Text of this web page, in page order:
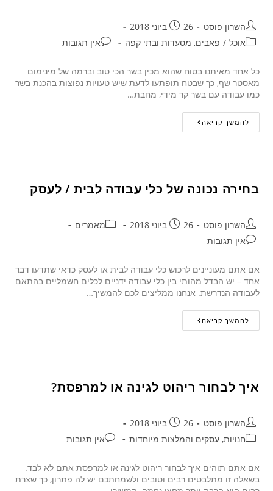
השרון פוסט
26 ביוני 2018
אוכל / פאבים, מסעדות ובתי קפה אין תגובות
כל אחד מאיתנו בטוח שהוא מכין בשר הכי טוב וברמה של מינימום
מאסטר שף, כך שבטח תופתעו לדעת שיש טעויות נפוצות בהכנת בשר
כמו עבודה עם בשר קר מידי, מחבת…
להמשך קריאה
בחירה נכונה של כלי עבודה לבית / לעסק
השרון פוסט 26 ביוני 2018
מאמרים
אין תגובות
אם אתם מעוניינים לרכוש כלי עבודה לבית או לעסק כדאי שתדעו דבר
אחד – יש הבדל מהותי בין כלי עבודה ידניים לכלים חשמליים בהתאם
לעבודה הנדרשת. אנחנו ממליצים לכם להמשיך…
להמשך קריאה
איך לבחור ריהוט לגינה או למרפסת?
השרון פוסט
26 ביוני 2018
חנויות, עסקים והמלצות מיוחדות
אין תגובות
אם אתם תוהים איך לבחור ריהוט לגינה או למרפסת אתם לא לבד.
בשאלה זו מתלבטים רבים וטובים ולשמחתכם יש לה פתרון, כך שצרת